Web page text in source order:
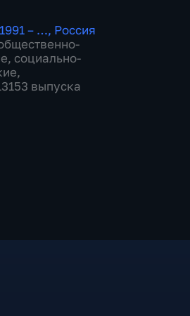
1991 – …, Россия
, социально-
,
выпуска